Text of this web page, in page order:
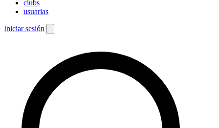
clubs
usuarias
Iniciar sesión